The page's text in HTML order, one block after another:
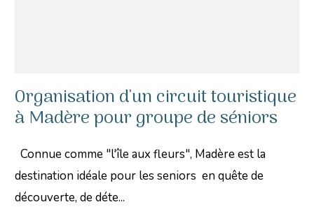
Organisation d'un circuit touristique
à Madère pour groupe de séniors
Connue comme "l'île aux fleurs", Madère est la
destination idéale pour les seniors en quête de
découverte, de déte...